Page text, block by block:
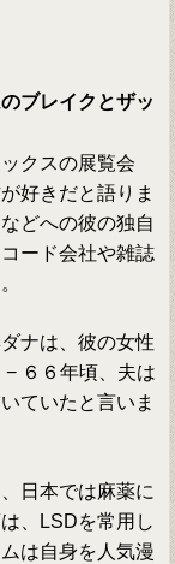
ブレイクとザッ
クスの展覧会
好きだと語りま
どへの彼の独自
ード会社や雑誌
ナは、彼の女性
６６年頃、夫は
ていたと言いま
日本では麻薬に
、LSDを常用し
は自身を人気漫